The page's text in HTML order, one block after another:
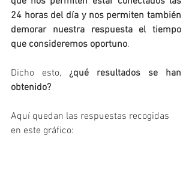
24 horas del día y nos permiten también
demorar nuestra respuesta el tiempo
que consideremos oportuno.
Dicho esto, ¿qué resultados se han
obtenido?
Aquí quedan las respuestas recogidas
en este gráfico: